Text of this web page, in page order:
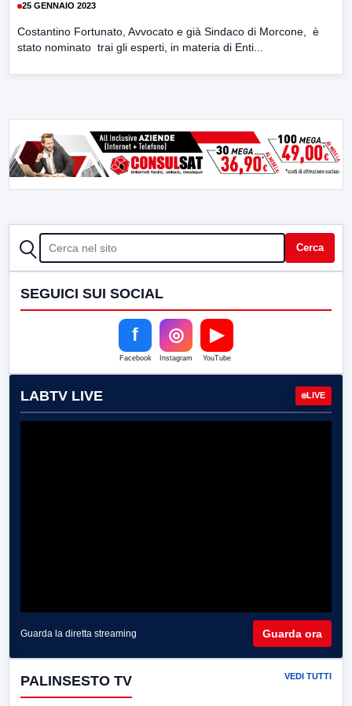
25 GENNAIO 2023
Costantino Fortunato, Avvocato e già Sindaco di Morcone, è
stato nominato trai gli esperti, in materia di Enti...
CERCA Cerca
SEGUICI SUI SOCIAL
f
Facebook
◎
Instagram
▶
YouTube
LABTV LIVE LIVE
Guarda la diretta streaming Guarda ora
PALINSESTO TV VEDI TUTTI